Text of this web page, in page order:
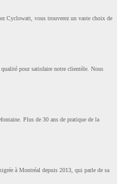
Cyclowatt, vous trouverez un vaste choix de
pour satisfaire notre clientèle. Nous
Plus de 30 ans de pratique de la
à Montréal depuis 2013, qui parle de sa